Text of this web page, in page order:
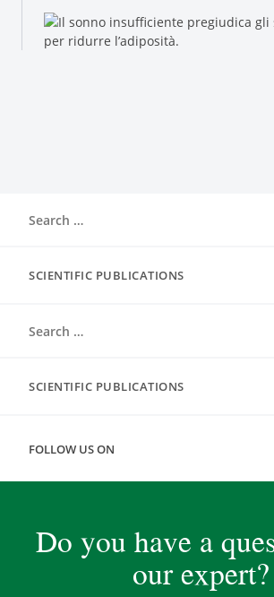
SCIENTIFIC PUBLICATIONS
SCIENTIFIC PUBLICATIONS
FOLLOW US ON
Do you have a
our expert?